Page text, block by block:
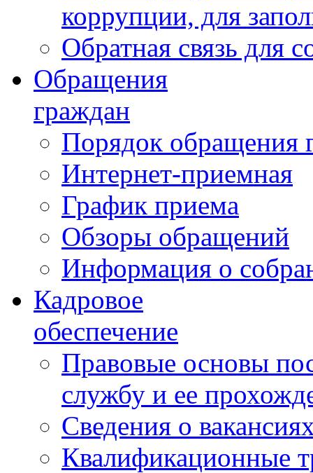
коррупции, для
Обратная связь для
Обращения
граждан
Порядок обращения
Интернет-приемная
График приема
Обзоры обращений
Информация о
Кадровое
обеспечение
Правовые основы
службу и ее
Сведения о
Квалификационные